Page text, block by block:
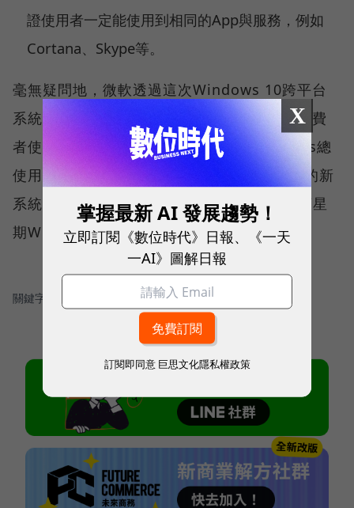
證使用者一定能使用到相同的App與服務，例如
Cortana、Skype等。
毫無疑問地，微軟透過這次Windows 10跨平台
系統，來吸引開發者開發App，並間接吸引消費
者使用。Satya Nadella表示，目前Windows總
使用人數有15億之多，而究竟PC加行動裝置的新
系統策略能否在這市場上發揮效用，就要看下星
期Windows 10釋出後的市場採用狀況。
關鍵字： ＃Windows
X
掌握最新 AI 發展趨勢！
立即訂閱《數位時代》日報、《一天
一AI》圖解日報
訂閱即同意 巨思文化隱私權政策